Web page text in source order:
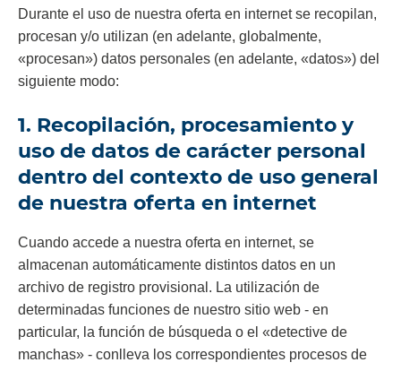
Durante el uso de nuestra oferta en internet se recopilan,
procesan y/o utilizan (en adelante, globalmente,
«procesan») datos personales (en adelante, «datos») del
siguiente modo:
1. Recopilación, procesamiento y
uso de datos de carácter personal
dentro del contexto de uso general
de nuestra oferta en internet
Cuando accede a nuestra oferta en internet, se
almacenan automáticamente distintos datos en un
archivo de registro provisional. La utilización de
determinadas funciones de nuestro sitio web - en
particular, la función de búsqueda o el «detective de
manchas» - conlleva los correspondientes procesos de